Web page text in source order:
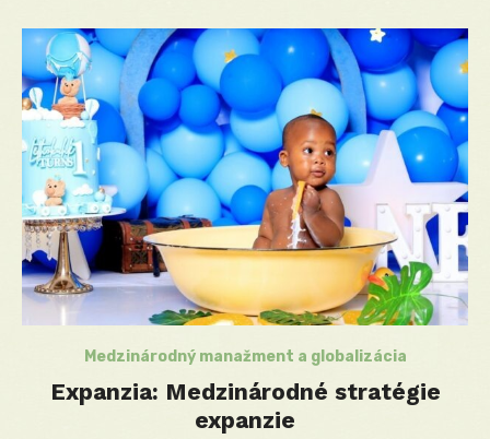
Medzinárodný manažment a globalizácia
Expanzia: Medzinárodné stratégie
expanzie